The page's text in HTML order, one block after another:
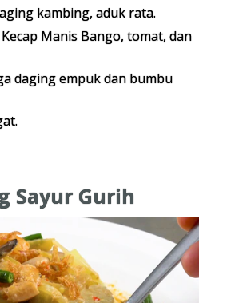
kambing, aduk rata.
Manis Bango, tomat, dan
daging empuk dan bumbu
Sayur Gurih